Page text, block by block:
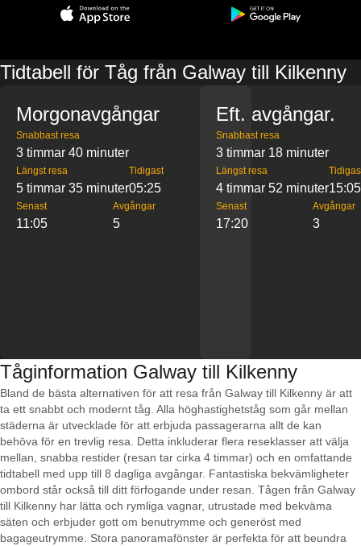
Tidtabell för Tåg från Galway till Kilkenny
Morgonavgångar
Snabbast resa
3 timmar 40 minuter
Längst resa
5 timmar 35 minuter
Tidigast
05:25
Senast
11:05
Avgångar
5
Eft. avgångar.
Snabbast resa
3 timmar 18 minuter
Längst resa
4 timmar 52 minuter15:05
Senast
17:20
Avgångar
3
Tåginformation Galway till Kilkenny
Bland de bästa alternativen för att resa från Galway till Kilkenny är att
ta ett snabbt och modernt tåg. Alla höghastighetståg som går mellan
städerna är utvecklade för att erbjuda passagerarna allt de kan
behöva för en trevlig resa. Detta inkluderar flera reseklasser att välja
mellan, snabba restider (resan tar cirka 4 timmar) och en omfattande
tidtabell med upp till 8 dagliga avgångar. Fantastiska bekvämligheter
ombord står också till ditt förfogande under resan. Tågen från Galway
till Kilkenny har lätta och rymliga vagnar, utrustade med bekväma
säten och erbjuder gott om benutrymme och generöst med
bagageutrymme. Stora panoramafönster är perfekta för att beundra